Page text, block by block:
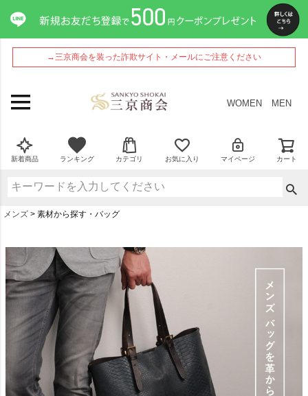
→三京商会を装った詐欺サイト・メールにご注意ください
WOMEN MEN
新着商品 ランキング カテゴリ お気に入り マイページ カート
メンズ 素材から探す・バッグ